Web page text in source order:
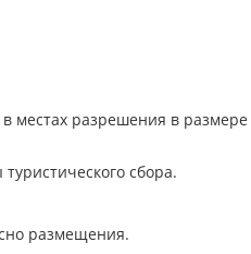
местах разрешения в размере
сбора.
размещения.